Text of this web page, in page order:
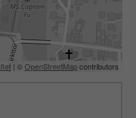
| ©OpenStreetMapcontributors